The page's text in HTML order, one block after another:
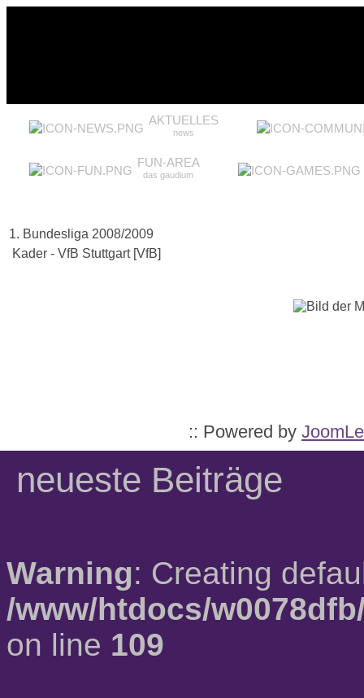
AKTUELLES
news
FUN-AREA
das gaudium
1. Bundesliga 2008/2009
Kader - VfB Stuttgart [VfB]
:: Powered by
neueste Beiträge
Warning: Creating
/www/htdocs/
on line 109